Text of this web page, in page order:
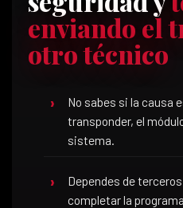
enviando el
otro técnico
No sabes si la causa
transponder, el
sistema.
Dependes de
completar la